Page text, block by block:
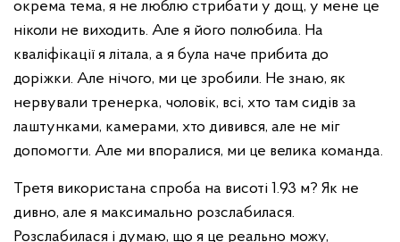
окрема тема, я не люблю стрибати у дощ, у мене це
ніколи не виходить. Але я його полюбила. На
кваліфікації я літала, а я була наче прибита до
доріжки. Але нічого, ми це зробили. Не знаю, як
нервували тренерка, чоловік, всі, хто там сидів за
лаштунками, камерами, хто дивився, але не міг
допомогти. Але ми впоралися, ми це велика команда.
Третя використана спроба на висоті 1.93 м? Як не
дивно, але я максимально розслабилася.
Розслабилася і думаю, що я це реально можу,